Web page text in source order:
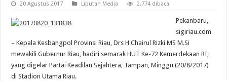
20 Agustus 2017 Liputan Media 2,774 dibaca
Pekanbaru,
sigiriau.com
– Kepala Kesbangpol Provinsi Riau, Drs H Chairul Rizki MS M.Si
mewakili Gubernur Riau, hadiri semarak HUT Ke-72 Kemerdekaan RI,
yang digelar Partai Keadilan Sejahtera, Tampan, Minggu (20/8/2017)
di Stadion Utama Riau.